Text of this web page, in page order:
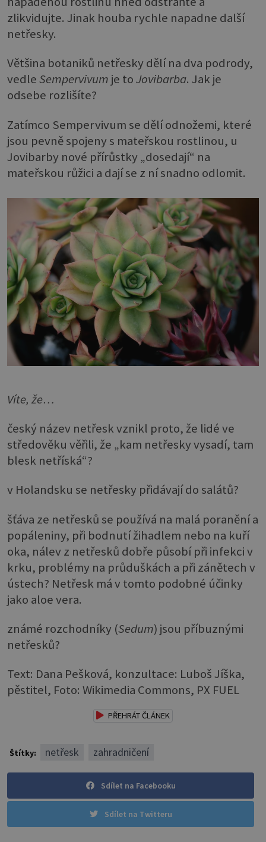
zlikvidujte. Jinak houba rychle napadne další
netřesky.
Většina botaniků netřesky dělí na dva podrody,
vedleSempervivum je toJovibarba. Jak je
odsebe rozlišíte?
Zatímco Sempervivum se dělí odnožemi, které
jsou pevně spojeny s mateřskou rostlinou, u
Jovibarby nové přírůstky „dosedají“ na
mateřskou růžici a dají se z ní snadno odlomit.
Víte, že…
český název netřesk vznikl proto, že lidé ve
středověku věřili, že „kam netřesky vysadí, tam
blesk netříská“?
v Holandsku se netřesky přidávají do salátů?
šťáva ze netřesků se používá na malá poranění a
popáleniny, při bodnutí žihadlem nebo na kuří
oka, nálev z netřesků dobře působí při infekci v
krku, problémy na průduškách a při zánětech v
ústech? Netřesk má v tomto podobné účinky
jako aloe vera.
známé rozchodníky (Sedum) jsou příbuznými
netřesků?
Text: Dana Pešková, konzultace: Luboš Jíška,
pěstitel, Foto: Wikimedia Commons, PX FUEL
PŘEHRÁT ČLÁNEK
Štítky: netřesk zahradničení
Sdílet na Facebooku
Sdílet na Twitteru